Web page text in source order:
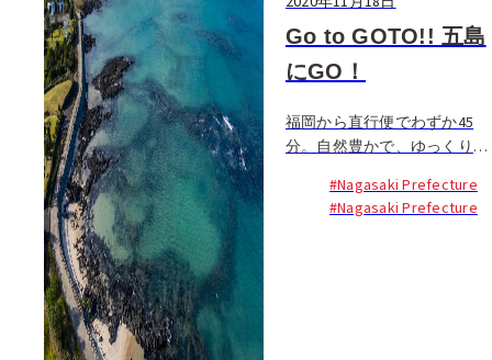
Go to GOTO!! 五島
にGO！
福岡から直行便でわずか45
分。自然豊かで、ゆっくりと
まち、五島市に行ってきた。
福岡にも美しい自然は多い
#Nagasaki Prefecture
#Nagasaki Prefecture